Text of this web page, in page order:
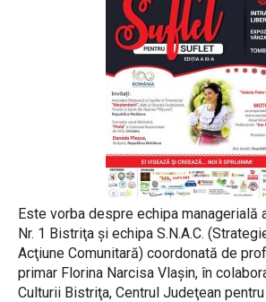
Este vorba despre echipa managerială
Nr. 1 Bistriţa şi echipa S.N.A.C.
Acţiune Comunitară) coordonată de
primar Florina Narcisa Vlașin, în
Culturii Bistriţa, Centrul Judeţean